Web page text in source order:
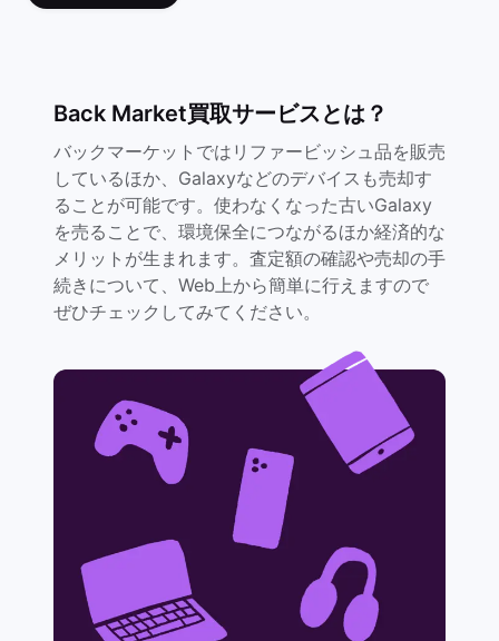
Back Market買取サービスとは？
バックマーケットではリファービッシュ品を販売
しているほか、Galaxyなどのデバイスも売却す
ることが可能です。使わなくなった古いGalaxy
を売ることで、環境保全につながるほか経済的な
メリットが生まれます。査定額の確認や売却の手
続きについて、Web上から簡単に行えますので
ぜひチェックしてみてください。